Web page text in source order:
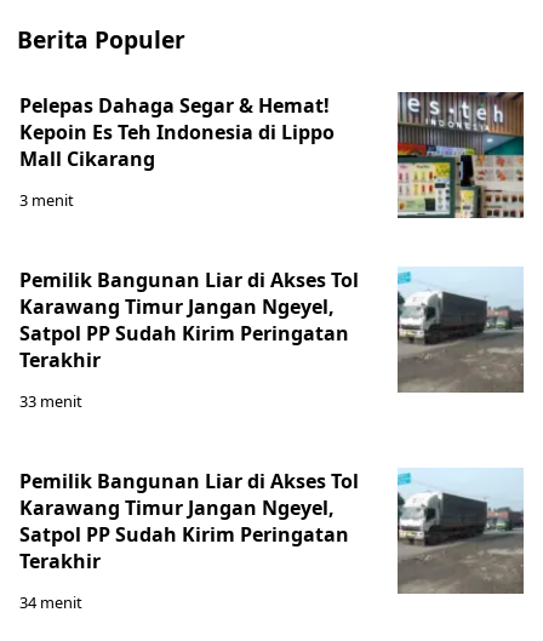
Berita Populer
Pelepas Dahaga Segar & Hemat!
Kepoin Es Teh Indonesia di Lippo
Mall Cikarang
3 menit
Pemilik Bangunan Liar di Akses Tol
Karawang Timur Jangan Ngeyel,
Satpol PP Sudah Kirim Peringatan
Terakhir
33 menit
Pemilik Bangunan Liar di Akses Tol
Karawang Timur Jangan Ngeyel,
Satpol PP Sudah Kirim Peringatan
Terakhir
34 menit